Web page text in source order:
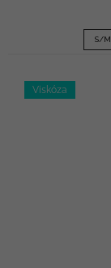
S/M
Viskóza